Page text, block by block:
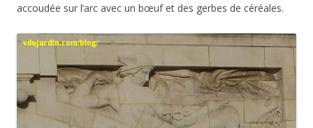
accoudée sur l’arc avec un bœuf et des gerbes de céréales.